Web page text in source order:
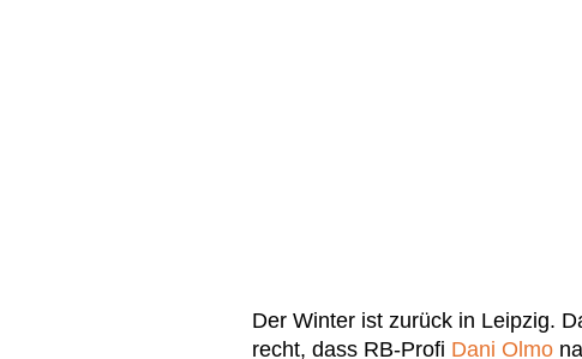
Der Winter ist zurück in Leipzig.
recht, dass RB-Profi Dani Olmo